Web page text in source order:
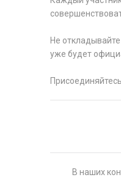
Не
уже будет
В наших